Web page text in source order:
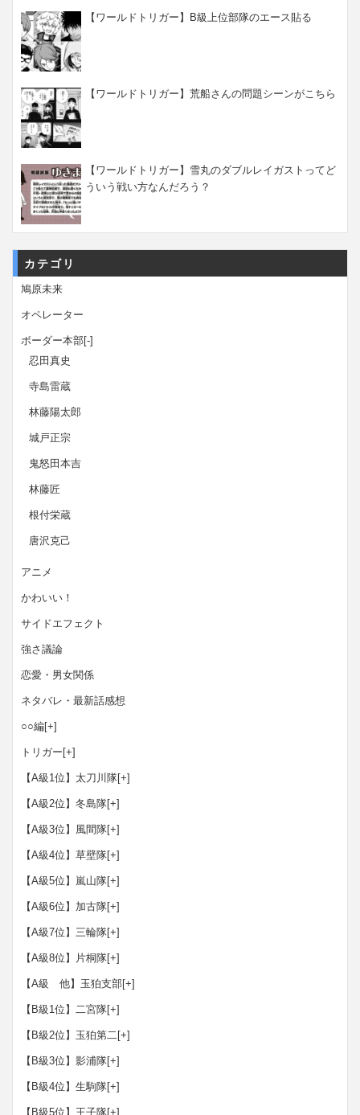
【ワールドトリガー】B級上位部隊のエース貼る
【ワールドトリガー】荒船さんの問題シーンがこちら
【ワールドトリガー】雪丸のダブルレイガストってど
ういう戦い方なんだろう？
カテゴリ
鳩原未来
オペレーター
ボーダー本部[-]
忍田真史
寺島雷蔵
林藤陽太郎
城戸正宗
鬼怒田本吉
林藤匠
根付栄蔵
唐沢克己
アニメ
かわいい！
サイドエフェクト
強さ議論
恋愛・男女関係
ネタバレ・最新話感想
○○編[+]
トリガー [+]
【A級1位】太刀川隊[+]
【A級2位】冬島隊[+]
【A級3位】風間隊[+]
【A級4位】草壁隊[+]
【A級5位】嵐山隊[+]
【A級6位】加古隊[+]
【A級7位】三輪隊[+]
【A級8位】片桐隊[+]
【A級 他】玉狛支部[+]
【B級1位】二宮隊[+]
【B級2位】玉狛第二[+]
【B級3位】影浦隊[+]
【B級4位】生駒隊[+]
【B級5位】王子隊[+]